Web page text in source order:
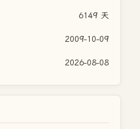
6149 天
2009-10-09
2026-08-08